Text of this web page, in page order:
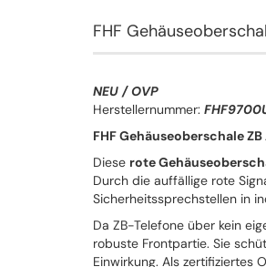
FHF
NEU / OVP
Herstellernummer:
FHF Gehäuseoberschale
Diese rote
Durch die auffällige rote
Sicherheitssprechstellen in
Da ZB-Telefone über kein
robuste Frontpartie. Sie
Einwirkung. Als zertifiziertes